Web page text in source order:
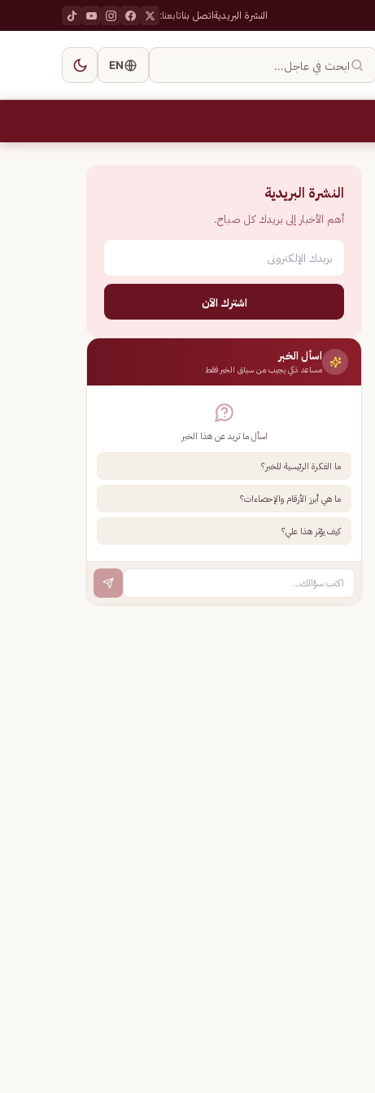
النشرة البريديةاتصل بناتابعنا:
ابحث في عاجل… EN
النشرة البريدية
أهم الأخبار إلى بريدك كل صباح.
اشترك الآن
اسأل الخبر
مساعد ذكي يجيب من سياق الخبر فقط
اسأل ما تريد عن هذا الخبر
ما الفكرة الرئيسية للخبر؟
ما هي أبرز الأرقام والإحصاءات؟
كيف يؤثر هذا علي؟